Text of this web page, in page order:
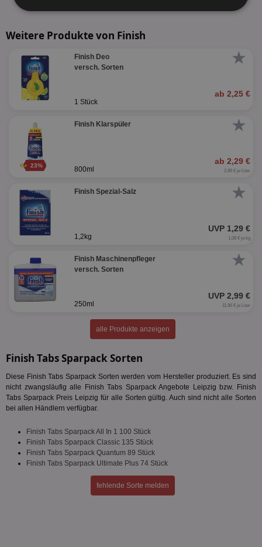
Weitere Produkte von Finish
★
Finish Deo
versch. Sorten
ab 2,25 €
1 Stück
★
23%
Finish Klarspüler
ab 2,29 €
800ml 2,86 € je Liter
★
Finish Spezial-Salz
UVP 1,29 €
1,2kg 1,08 € je kg
★
Finish Maschinenpfleger
versch. Sorten
UVP 2,99 €
250ml 11,96 € je Liter
alle Produkte anzeigen
Finish Tabs Sparpack Sorten
Diese Finish Tabs Sparpack Sorten werden vom Hersteller produziert. Es sind
nicht zwangsläufig alle Finish Tabs Sparpack Angebote Leipzig bzw. Finish
Tabs Sparpack Preis Leipzig für alle Sorten gültig. Auch sind nicht alle Sorten
bei allen Händlern verfügbar.
Finish Tabs Sparpack All In 1 100 Stück
Finish Tabs Sparpack Classic 135 Stück
Finish Tabs Sparpack Quantum 89 Stück
Finish Tabs Sparpack Ultimate Plus 74 Stück
fehlende Sorte melden
Unbedingt
Performance
Targeting
Unbedingt erforderlich
Unbedingt erforderliche Cookies ermöglichen
wesentliche Kernfunktionen der Website wie die
Ohne die unbedingt erforderlichen Cookies kann die
Website nicht ordnungsgemäß verwendet werden.
identifier
1 Jahr
securitytoken
aktionspreis.de
PHP.net